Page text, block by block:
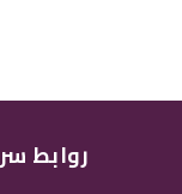
روابط